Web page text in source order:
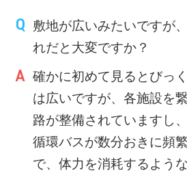
敷地が広いみたいですが
れだと大変ですか？
確かに初めて見るとびっ
は広いですが、各施設を
路が整備されていますし
循環バスが数分おきに頻
で、体力を消耗するよう